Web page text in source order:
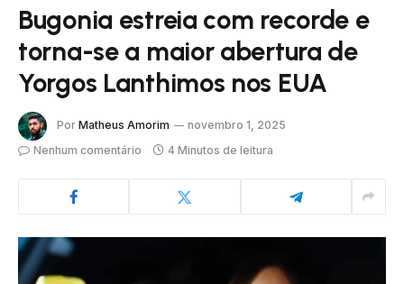
Bugonia estreia com recorde e
torna-se a maior abertura de
Yorgos Lanthimos nos EUA
Por Matheus Amorim
novembro 1, 2025
Nenhum comentário
4 Minutos de leitura